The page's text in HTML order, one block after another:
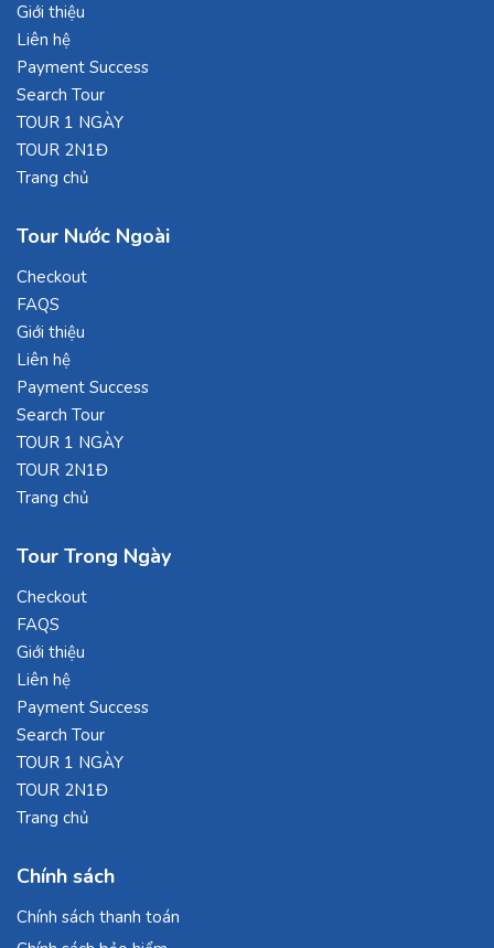
Giới thiệu
Liên hệ
Payment Success
Search Tour
TOUR 1 NGÀY
TOUR 2N1Đ
Trang chủ
Tour Nước Ngoài
Checkout
FAQS
Giới thiệu
Liên hệ
Payment Success
Search Tour
TOUR 1 NGÀY
TOUR 2N1Đ
Trang chủ
Tour Trong Ngày
Checkout
FAQS
Giới thiệu
Liên hệ
Payment Success
Search Tour
TOUR 1 NGÀY
TOUR 2N1Đ
Trang chủ
Chính sách
Chính sách thanh toán